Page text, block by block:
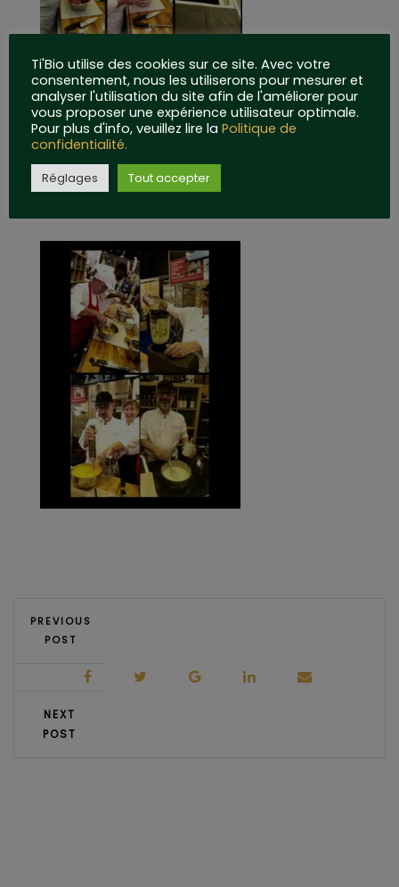
PREVIOUS
POST
NEXT
POST
Ti'Bio utilise des cookies sur ce site. Avec votre
consentement, nous les utiliserons pour mesurer et
analyser l'utilisation du site afin de l'améliorer pour
vous proposer une expérience utilisateur optimale.
Pour plus d'info, veuillez lire la Politique de
confidentialité.
Réglages Tout accepter